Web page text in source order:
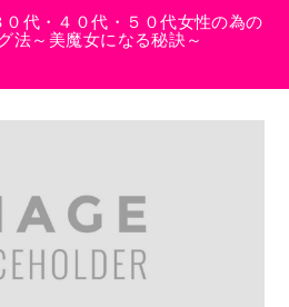
代・４０代・５０代女性の為の
法～美魔女になる秘訣～